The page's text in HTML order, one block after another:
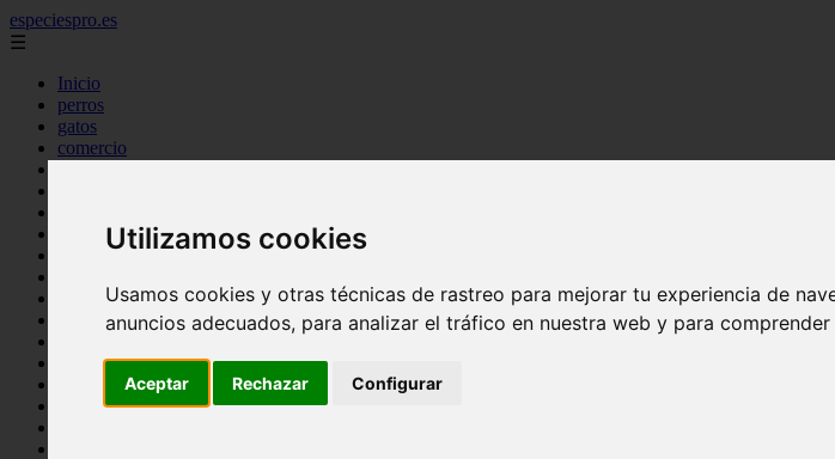
Utilizamos cookies
Usamos cookies y otras técnicas de rastreo para mejorar tu experiencia de
anuncios adecuados, para analizar el tráfico en nuestra web y para
Aceptar Rechazar Configurar
especiespro.es
☰
Inicio
perros
gatos
comercio
tenencia responsable
mantenimiento
bienestar
peque os mam feros
verano